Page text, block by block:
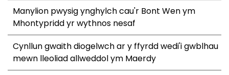
Manylion pwysig ynghylch cau'r Bont Wen ym
Mhontypridd yr wythnos nesaf
Cynllun gwaith diogelwch ar y ffyrdd wedi'i gwblhau
mewn lleoliad allweddol ym Maerdy